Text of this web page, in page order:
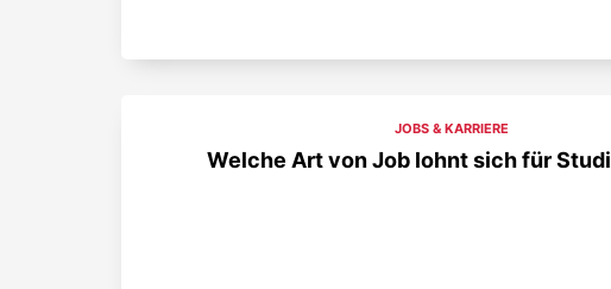
JOBS & KARRIERE
Welche Art von Job lohnt sich für